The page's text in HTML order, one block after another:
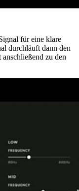
für eine klare
durchläuft dann den
zu den